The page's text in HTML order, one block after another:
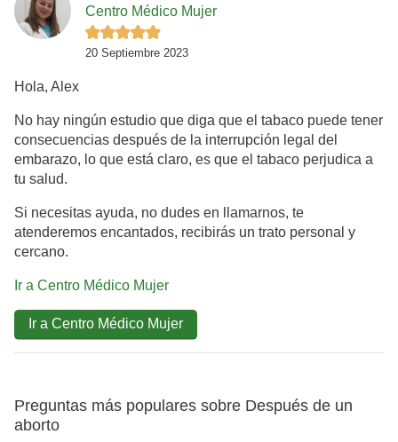
Centro Médico Mujer
20 Septiembre 2023
Hola, Alex
No hay ningún estudio que diga que el tabaco puede tener
consecuencias después de la interrupción legal del
embarazo, lo que está claro, es que el tabaco perjudica a
tu salud.
Si necesitas ayuda, no dudes en llamarnos, te
atenderemos encantados, recibirás un trato personal y
cercano.
Ir a Centro Médico Mujer
Ir a Centro Médico Mujer
Preguntas más populares sobre Después de un
aborto